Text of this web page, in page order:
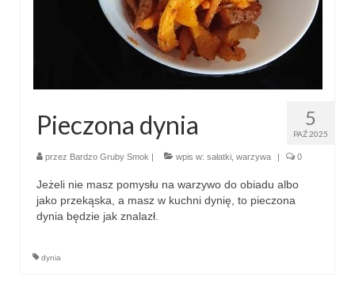
5
PAŹ 2025
Pieczona dynia
przez Bardzo Gruby Smok wpis w: sałatki warzywa 0
Jeżeli nie masz pomysłu na warzywo do obiadu albo
jako przekąska, a masz w kuchni dynię, to pieczona
dynia będzie jak znalazł.
dynia